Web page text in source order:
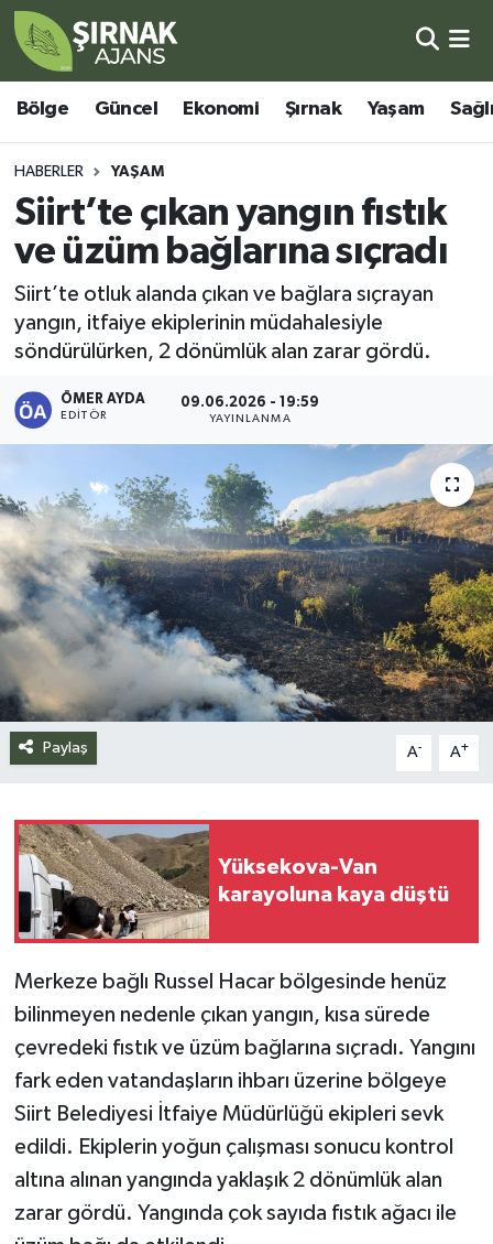
Bölge Güncel Ekonomi Şırnak Yaşam
HABERLER YAŞAM
Siirt’te çıkan yangın fıstık
ve üzüm bağlarına sıçradı
Siirt’te otluk alanda çıkan ve bağlara sıçrayan
yangın, itfaiye ekiplerinin müdahalesiyle
söndürülürken, 2 dönümlük alan zarar gördü.
ÖMER AYDA
EDITÖR
09.06.2026 - 19:59
YAYINLANMA
Paylaş A- A+
Yüksekova-Van
karayoluna kaya düştü
Merkeze bağlı Russel Hacar bölgesinde henüz
bilinmeyen nedenle çıkan yangın, kısa sürede
çevredeki fıstık ve üzüm bağlarına sıçradı. Yangını
fark eden vatandaşların ihbarı üzerine bölgeye
Siirt Belediyesi İtfaiye Müdürlüğü ekipleri sevk
edildi. Ekiplerin yoğun çalışması sonucu kontrol
altına alınan yangında yaklaşık 2 dönümlük alan
zarar gördü. Yangında çok sayıda fıstık ağacı ile
Bölge
Güncel
Ekonomi
Şırnak
Sağlık
Eğitim
Kültür - Sanat
Siyaset
Spor
Teknoloji
Yazarlar
Şırnak Nöbetçi Eczaneler
Şırnak Hava Durumu
Şirnak Namaz Vakitleri
Şırnak Trafik Yoğunluk Haritası
Süper Lig Puan Durumu ve Fikstür
Tüm Manşetler
Son Dakika Haberleri
Haber Arşivi